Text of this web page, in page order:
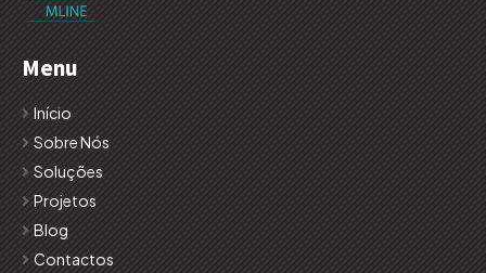
Menu
Início
Sobre Nós
Soluções
Projetos
Blog
Contactos